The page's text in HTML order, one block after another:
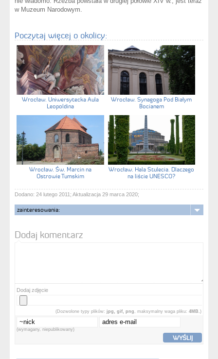
w Muzeum Narodowym.
Poczytaj więcej o okolicy:
Wrocław. Uniwersytecka Aula
Leopoldina
Wrocław. Synagoga Pod Białym
Bocianem
Wrocław. Św. Marcin na
Ostrowie Tumskim
Wrocław. Hala Stulecia. Dlaczego
na liście UNESCO?
Dodano: 24 lutego 2011; Aktualizacja 29 marca 2020;
zainteresowania:
Dodaj komentarz
Dodaj zdjęcie
(Dozwolone typy plików: jpg, gif, png , maksymalny waga pliku: 4MB.)
(wymagany, niepublikowany)
WYŚLIJ